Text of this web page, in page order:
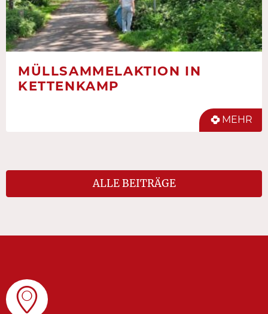
MÜLLSAMMELAKTION IN
KETTENKAMP
MEHR
ALLE BEITRÄGE